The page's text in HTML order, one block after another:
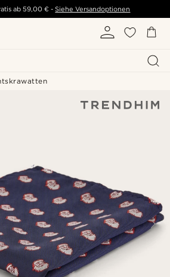
ab 59,00 € - Siehe Versandoptionen